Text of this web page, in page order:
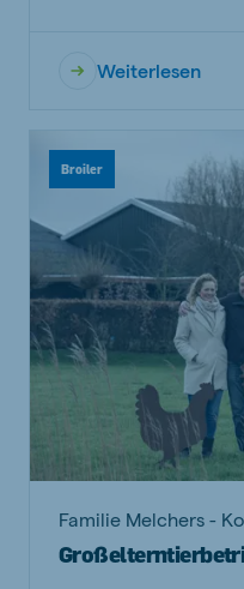
Weiterlesen
Broiler
Familie Melchers -